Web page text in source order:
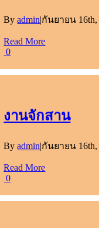
Byadmin|กันยายน 16th,
Read More
0
งานจักสาน
Byadmin|กันยายน 16th,
Read More
0